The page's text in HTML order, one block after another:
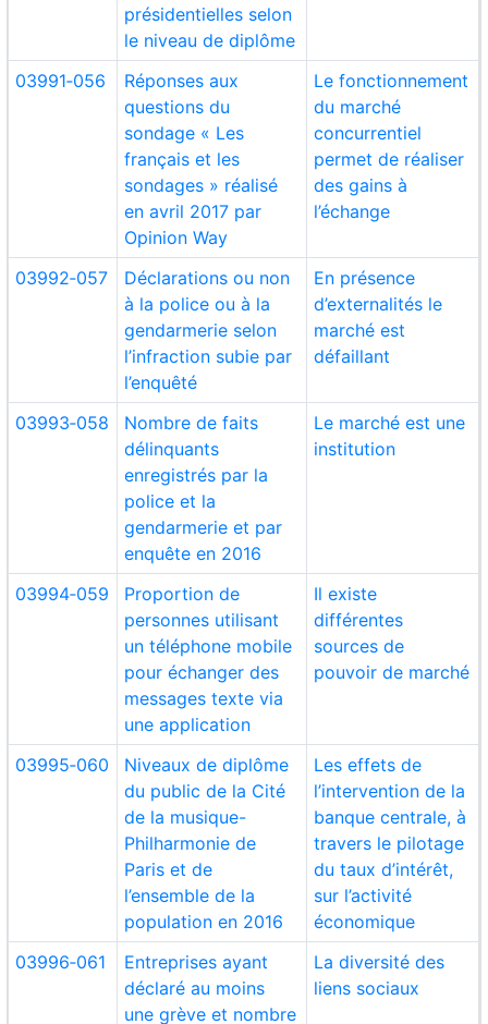
présidentielles selon
le niveau de diplôme
03991‑056
Réponses aux
questions du
sondage « Les
français et les
sondages » réalisé
en avril 2017 par
Opinion Way
Le fonctionnement
du marché
concurrentiel
permet de réaliser
des gains à
l’échange
03992‑057
Déclarations ou non
à la police ou à la
gendarmerie selon
l’infraction subie par
l’enquêté
En présence
d’externalités le
marché est
défaillant
03993‑058
Nombre de faits
délinquants
enregistrés par la
police et la
gendarmerie et par
enquête en 2016
Le marché est une
institution
03994‑059
Proportion de
personnes utilisant
un téléphone mobile
pour échanger des
messages texte via
une application
Il existe
différentes
sources de
pouvoir de marché
03995‑060
Niveaux de diplôme
du public de la Cité
de la musique-
Philharmonie de
Paris et de
l’ensemble de la
population en 2016
Les effets de
l’intervention de la
banque centrale, à
travers le pilotage
du taux d’intérêt,
sur l’activité
économique
03996‑061
Entreprises ayant
déclaré au moins
une grève et nombre
La diversité des
liens sociaux